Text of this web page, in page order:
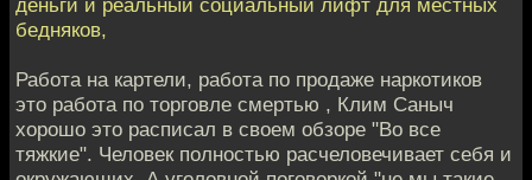
деньги и реальный социальный лифт для местных
бедняков,
Работа на картели, работа по продаже наркотиков
это работа по торговле смертью , Клим Саныч
хорошо это расписал в своем обзоре "Во все
тяжкие". Человек полностью расчеловечивает себя и